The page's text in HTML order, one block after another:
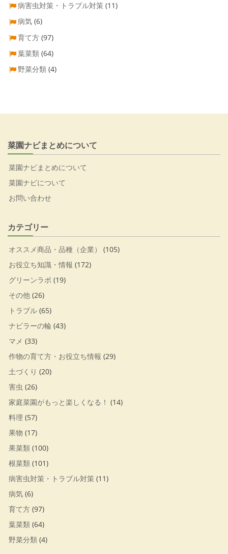
病害虫対策・トラブル対策 (11)
病気 (6)
育て方 (97)
葉菜類 (64)
野菜分類 (4)
菜園ナビまとめについて
菜園ナビまとめについて
菜園ナビについて
お問い合わせ
カテゴリー
オススメ商品・品種（企業）
(105)
お役立ち知識・情報 (172)
グリーンラボ (19)
その他 (26)
トラブル (65)
ナビラーの輪 (43)
マメ (33)
作物の育て方・お役立ち情報 (29)
土づくり (20)
害虫 (26)
家庭菜園がもっと楽しくなる！ (14)
料理 (57)
果物 (17)
果菜類 (100)
根菜類 (101)
病害虫対策・トラブル対策 (11)
病気 (6)
育て方 (97)
葉菜類 (64)
野菜分類 (4)